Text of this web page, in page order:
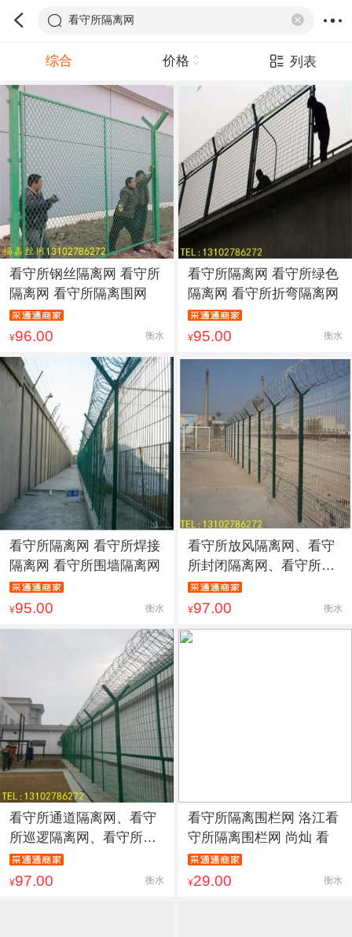
看守所隔离网
综合 价格 列表
看守所钢丝隔离网 看守所
隔离网 看守所隔离围网
¥96.00 衡水
看守所隔离网 看守所绿色
隔离网 看守所折弯隔离网
¥95.00 衡水
看守所隔离网 看守所焊接
隔离网 看守所围墙隔离网
¥95.00 衡水
看守所放风隔离网、看守
所封闭隔离网、看守所浸
塑隔
¥97.00 衡水
看守所通道隔离网、看守
所巡逻隔离网、看守所巡
查隔
¥97.00 衡水
看守所隔离围栏网 洛江看
守所隔离围栏网 尚灿 看
¥29.00 衡水